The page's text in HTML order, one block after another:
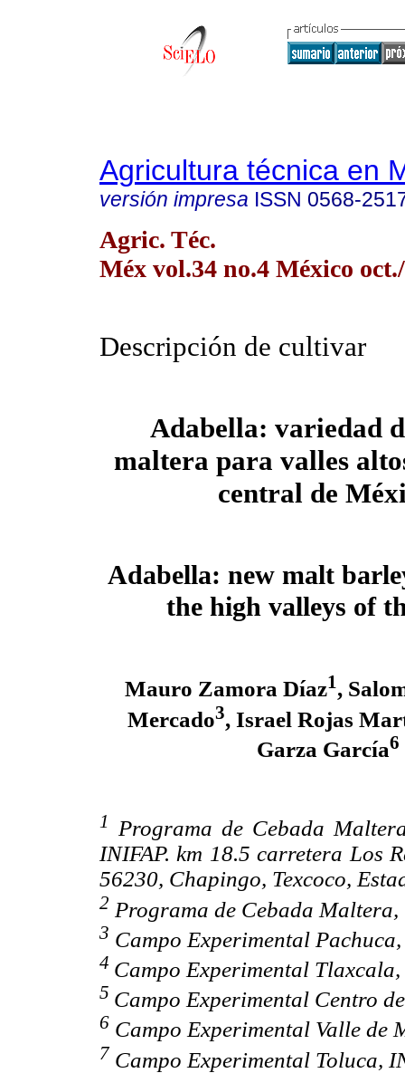
Agricultura técnica en
versión impresa ISSN 0568-
Agric. Téc.
Méx vol.34 no.4 México
Descripción de cultivar
Adabella: variedad
maltera para valles
central de
Adabella: new malt
the high valleys of
Mauro Zamora Díaz1,
Mercado3, Israel Rojas
Garza García6
1 Programa de Cebada
INIFAP. km 18.5 carretera Los
56230, Chapingo, Texcoco,
2 Programa de Cebada
3 Campo Experimental
4 Campo Experimental Tlaxcala,
5 Campo Experimental Centro
6 Campo Experimental Valle de
7 Campo Experimental Toluca,